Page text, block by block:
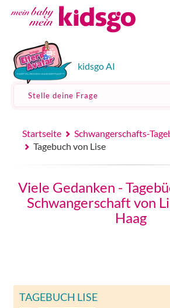
kidsgo AI
Stelle deine Frage
Startseite
Schwangerschafts-
Tagebuch von Lise
Viele Gedanken -
Schwangerschaft von
Haag
TAGEBUCH LISE